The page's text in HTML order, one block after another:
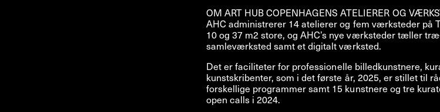
OM ART HUB COPENHAGENS ATELIERER OG
AHC administrerer 14 atelierer og fem værksteder på
10 og 37 m2 store, og AHC’s nye værksteder tæller
samleværksted samt et digitalt værksted.
Det er faciliteter for professionelle billedkunstnere,
kunstskribenter, som i det første år, 2025, er stillet til
forskellige programmer samt 15 kunstnere og tre
open calls i 2024.